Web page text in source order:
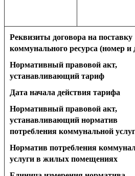
Реквизиты договора на поставку
коммунального ресурса (номер и
Нормативный правовой акт,
устанавливающий тариф
Дата начала действия тарифа
Нормативный правовой акт,
устанавливающий норматив
потребления коммунальной
Норматив потребления
услуги в жилых помещениях